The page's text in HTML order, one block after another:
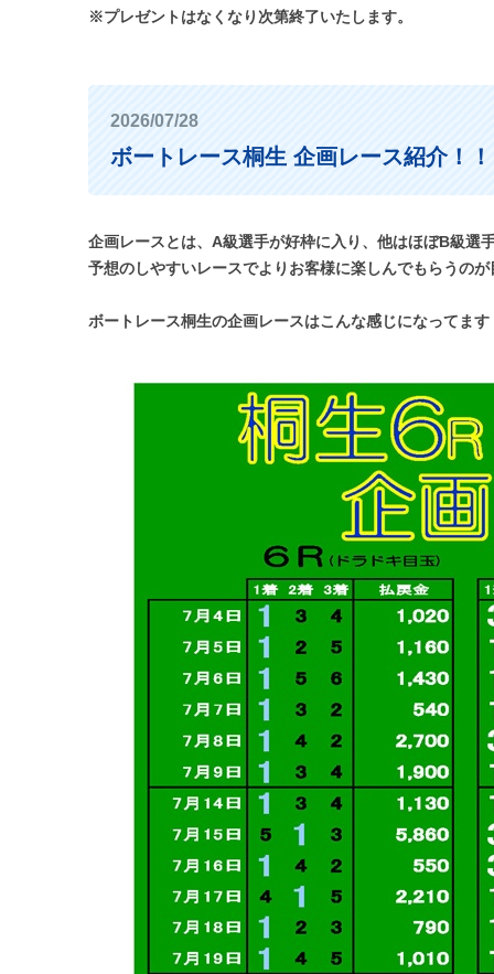
※プレゼントはなくなり次第終了いたします。
2026/07/28
ボートレース桐生 企画レース紹介！！
企画レースとは、A級選手が好枠に入り、他はほぼB級選
予想のしやすいレースでよりお客様に楽しんでもらうのが
ボートレース桐生の企画レースはこんな感じになってます